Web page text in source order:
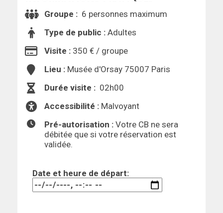
Groupe : 6 personnes maximum
Type de public : Adultes
Visite : 350 € / groupe
Lieu : Musée d'Orsay 75007 Paris
Durée visite : 02h00
Accessibilité : Malvoyant
Pré-autorisation : Votre CB ne sera
débitée que si votre réservation est
validée.
Date et heure de départ: